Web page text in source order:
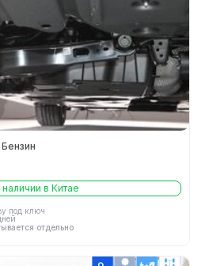
наличии в Китае
под ключ
отдельно